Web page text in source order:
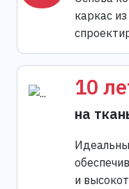
каркас
10
на
и